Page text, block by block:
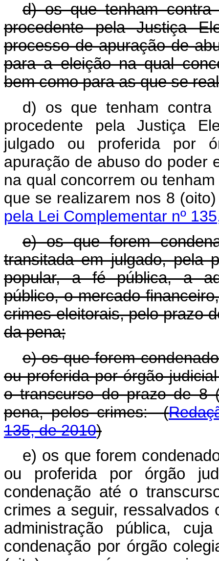
d) os que tenham contra
procedente pela Justiça
processo de apuração de
para a eleição na qual
bem como para as que se
d) os que tenham contra
procedente pela Justiça
julgado ou proferida por
apuração de abuso do poder
na qual concorrem ou
que se realizarem nos 8 (oito)
pela Lei Complementar nº
e) os que forem
transitada em julgado, pela
popular, a fé pública, a
público, o mercado
crimes eleitorais, pelo prazo
da pena;
e) os que forem
ou proferida por órgão
o transcurso do prazo de 8
pena, pelos crimes:(
135, de 2010)
e) os que forem
ou proferida por órgão
condenação até o
crimes a seguir,
administração pública,
condenação por órgão